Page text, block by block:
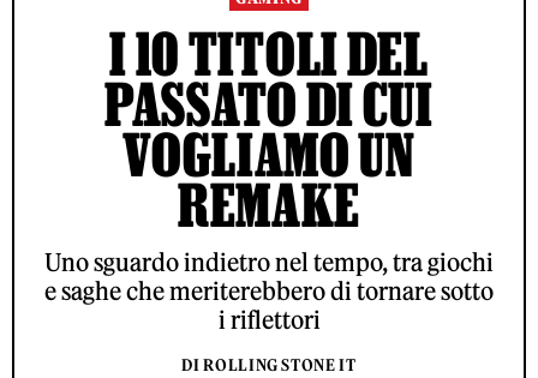
I 10 TITOLI DEL
PASSATO DI CUI
VOGLIAMO UN
REMAKE
Uno sguardo indietro nel tempo, tra giochi
e saghe che meriterebbero di tornare sotto
i riflettori
DI ROLLING STONE IT